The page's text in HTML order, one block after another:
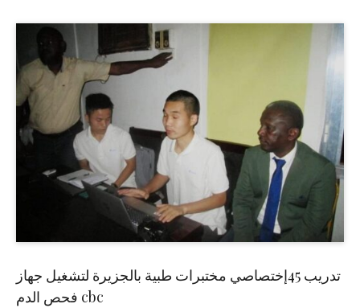
تدريب 45إختصاصي مختبرات طبية بالجزيرة لتشغيل جهاز
فحص الدم cbc